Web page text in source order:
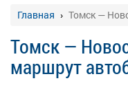
Главная Томск —
Томск —
маршрут